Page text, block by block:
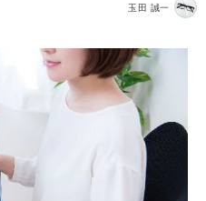
玉田 誠一